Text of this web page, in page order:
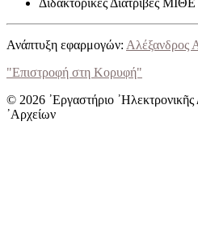
Ανάπτυξη εφαρμογών: Αλέξανδρος
"Επιστροφή στη Κορυφή"
© 2026 ᾿Εργαστήριο ᾿Ηλεκτρονικῆς
᾿Αρχείων